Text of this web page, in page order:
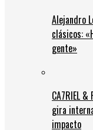
Alejandro
clásicos:
gente»
CA7RIEL
gira
impacto